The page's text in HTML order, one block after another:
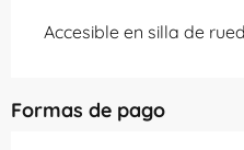
Accesible en silla de
Formas de pago